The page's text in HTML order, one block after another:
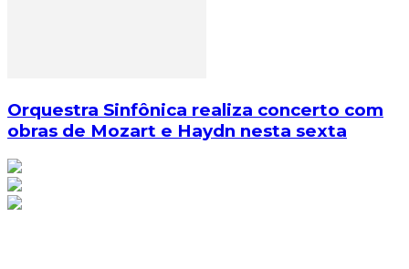
Orquestra Sinfônica realiza concerto com
obras de Mozart e Haydn nesta sexta